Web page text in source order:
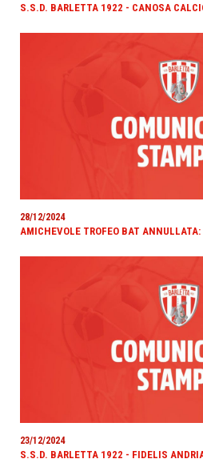
S.S.D. BARLETTA 1922 - CANOSA
28/12/2024
AMICHEVOLE TROFEO BAT
23/12/2024
S.S.D. BARLETTA 1922 - FIDELIS